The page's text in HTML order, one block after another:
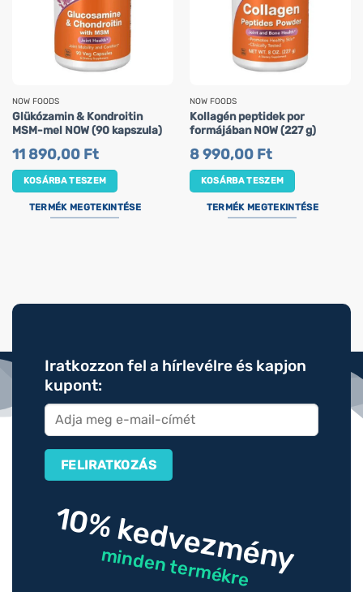
NOW FOODS
Glükózamin & Kondroitin
MSM-mel NOW (90 kapszula)
11 890,00 Ft
KOSÁRBA TESZEM
TERMÉK MEGTEKINTÉSE
NOW FOODS
Kollagén peptidek por
formájában NOW (227 g)
8 990,00 Ft
KOSÁRBA TESZEM
TERMÉK MEGTEKINTÉSE
Iratkozzon fel a hírlevélre és kapjon
kupont:
10% kedvezmény
minden termékre